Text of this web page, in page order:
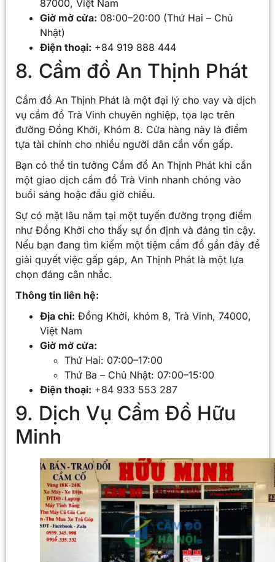
87000, Việt Nam
Giờ mở cửa: 08:00–20:00 (Thứ Hai – Chủ
Nhật)
Điện thoại: +84 919 888 444
8. Cầm đồ An Thịnh Phát
Cầm đồ An Thịnh Phát là một đại lý cho vay và dịch
vụ cầm đồ Trà Vinh chuyên nghiệp, tọa lạc trên
đường Đồng Khởi, Khóm 8. Cửa hàng này là điểm
tựa tài chính cho nhiều người dân cần vốn gấp.
Bạn có thể tin tưởng Cầm đồ An Thịnh Phát khi cần
một giao dịch cầm đồ Trà Vinh nhanh chóng vào
buổi sáng hoặc đầu giờ chiều.
Sự có mặt lâu năm tại một tuyến đường trọng điểm
như Đồng Khởi cho thấy sự ổn định và đáng tin cậy.
Nếu bạn đang tìm kiếm một tiệm cầm đồ gần đây để
giải quyết việc gấp gáp, An Thịnh Phát là một lựa
chọn đáng cân nhắc.
Thông tin liên hệ:
Địa chỉ: Đồng Khởi, khóm 8, Trà Vinh, 74000,
Việt Nam
Giờ mở cửa:
Thứ Hai: 07:00–17:00
Thứ Ba – Chủ Nhật: 07:00–15:00
Điện thoại: +84 933 553 287
9. Dịch Vụ Cầm Đồ Hữu
Minh